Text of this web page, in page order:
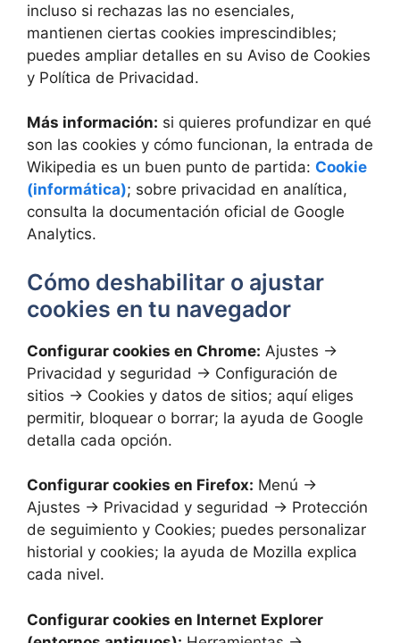
incluso si rechazas las no esenciales,
mantienen ciertas cookies imprescindibles;
puedes ampliar detalles en su Aviso de Cookies
y Política de Privacidad.
Más información: si quieres profundizar en qué
son las cookies y cómo funcionan, la entrada de
Wikipedia es un buen punto de partida: Cookie
(informática); sobre privacidad en analítica,
consulta la documentación oficial de Google
Analytics.
Cómo deshabilitar o ajustar
cookies en tu navegador
Configurar cookies en Chrome: Ajustes →
Privacidad y seguridad → Configuración de
sitios → Cookies y datos de sitios; aquí eliges
permitir, bloquear o borrar; la ayuda de Google
detalla cada opción.
Configurar cookies en Firefox: Menú →
Ajustes → Privacidad y seguridad → Protección
de seguimiento y Cookies; puedes personalizar
historial y cookies; la ayuda de Mozilla explica
cada nivel.
Configurar cookies en Internet Explorer